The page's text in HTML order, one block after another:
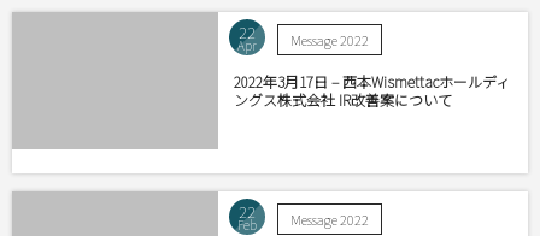
22
Apr Message 2022
2022年3月17日 – 西本Wismettacホールディ
ングス株式会社 IR改善案について
22
Feb Message 2022